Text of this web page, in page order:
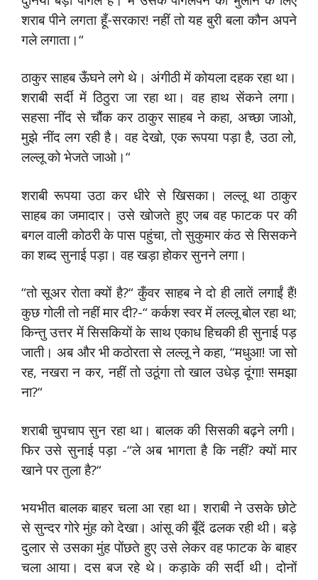
शराब पीने लगता हूँ-सरकार! नहीं तो यह बुरी बला कौन अपने
गले लगाता।“
ठाकुर साहब ऊँघने लगे थे। अंगीठी में कोयला दहक रहा था।
शराबी सर्दी में ठिठुरा जा रहा था। वह हाथ सेंकने लगा।
सहसा नींद से चौंक कर ठाकुर साहब ने कहा, अच्छा जाओ,
मुझे नींद लग रही है। वह देखो, एक रूपया पड़ा है, उठा लो,
लल्लू को भेजते जाओ।“
शराबी रूपया उठा कर धीरे से खिसका। लल्लू था ठाकुर
साहब का जमादार। उसे खोजते हुए जब वह फाटक पर की
बगल वाली कोठरी के पास पहुंचा, तो सुकुमार कंठ से सिसकने
का शब्द सुनाई पड़ा। वह खड़ा होकर सुनने लगा।
“तो सूअर रोता क्यों है?“ कुँवर साहब ने दो ही लातें लगाईं हैं!
कुछ गोली तो नहीं मार दी?-“ कर्कश स्वर में लल्लू बोल रहा था;
किन्तु उत्तर में सिसकियों के साथ एकाध हिचकी ही सुनाई पड़
जाती। अब और भी कठोरता से लल्लू ने कहा, “मधुआ! जा सो
रह, नखरा न कर, नहीं तो उठूंगा तो खाल उधेड़ दूंगा! समझा
ना?“
शराबी चुपचाप सुन रहा था। बालक की सिसकी बढ़ने लगी।
फिर उसे सुनाई पड़ा -“ले अब भागता है कि नहीं? क्यों मार
खाने पर तुला है?“
भयभीत बालक बाहर चला आ रहा था। शराबी ने उसके छोटे
से सुन्दर गोरे मुंह को देखा। आंसू की बूँदें ढलक रही थी। बड़े
दुलार से उसका मुंह पोंछते हुए उसे लेकर वह फाटक के बाहर
चला आया। दस बज रहे थे। कड़ाके की सर्दी थी। दोनों